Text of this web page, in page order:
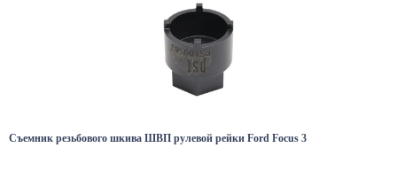
Съемник резьбового шкива ШВП рулевой рейки Ford Focus 3